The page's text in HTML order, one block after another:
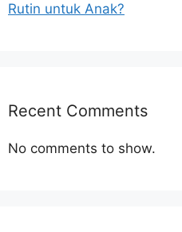
Rutin untuk Anak?
Recent Comments
No comments to show.